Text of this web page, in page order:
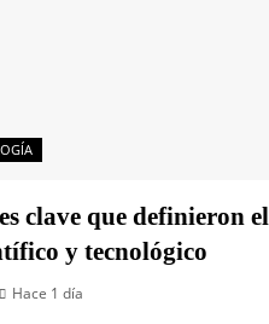
clave que definieron el
y tecnológico
Hace 1 día